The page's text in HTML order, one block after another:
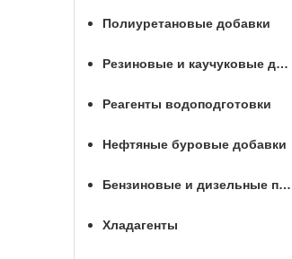
Полиуретановые добавки
Резиновые и каучуковые добавки
Реагенты водоподготовки
Нефтяные буровые добавки
Бензиновые и дизельные присадки
Хладагенты